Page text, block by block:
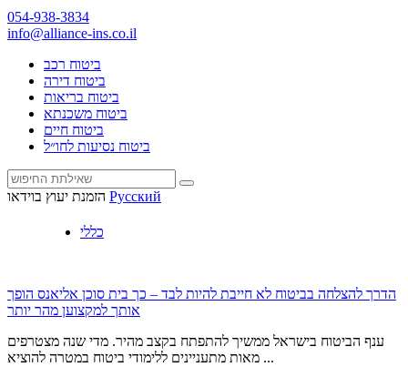
054-938-3834
info@alliance-ins.co.il
ביטוח רכב
ביטוח דירה
ביטוח בריאות
ביטוח משכנתא
ביטוח חיים
ביטוח נסיעות לחו״ל
הזמנת יעוץ בוידאו Русский
כללי
הדרך להצלחה בביטוח לא חייבת להיות לבד – כך בית סוכן אליאנס הופך
אותך למקצוען מהר יותר
ענף הביטוח בישראל ממשיך להתפתח בקצב מהיר. מדי שנה מצטרפים
מאות מתעניינים ללימודי ביטוח במטרה להוציא ...